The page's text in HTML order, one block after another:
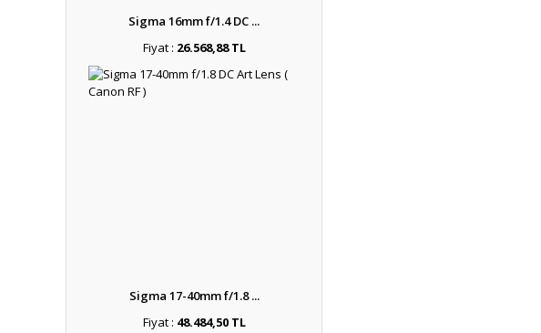
Sigma 16mm f/1.4 DC ...
Fiyat : 26.568,88 TL
Sigma 17-40mm f/1.8 ...
Fiyat : 48.484,50 TL